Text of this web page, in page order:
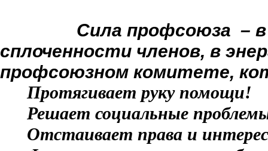
Сила профсоюза – в
сплоченности членов, в
профсоюзном комитете,
Протягивает руку помощи!
Решает социальные
Отстаивает права и